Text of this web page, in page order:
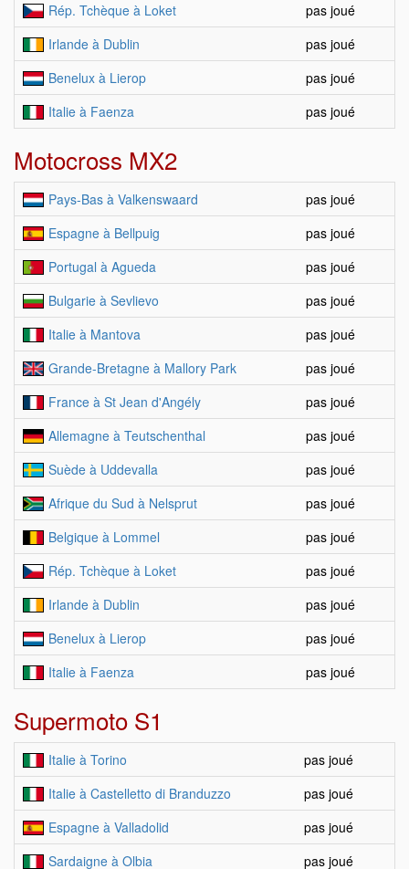
Rép. Tchèque à Loket
pas joué
Irlande à Dublin
pas joué
Benelux à Lierop
pas joué
Italie à Faenza
pas joué
Motocross MX2
Pays-Bas à Valkenswaard
pas joué
Espagne à Bellpuig
pas joué
Portugal à Agueda
pas joué
Bulgarie à Sevlievo
pas joué
Italie à Mantova
pas joué
Grande-Bretagne à Mallory Park
pas joué
France à St Jean d'Angély
pas joué
Allemagne à Teutschenthal
pas joué
Suède à Uddevalla
pas joué
Afrique du Sud à Nelsprut
pas joué
Belgique à Lommel
pas joué
Rép. Tchèque à Loket
pas joué
Irlande à Dublin
pas joué
Benelux à Lierop
pas joué
Italie à Faenza
pas joué
Supermoto S1
Italie à Torino
pas joué
Italie à Castelletto di Branduzzo
pas joué
Espagne à Valladolid
pas joué
Sardaigne à Olbia
pas joué